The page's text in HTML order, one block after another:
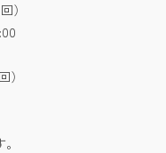
）
）